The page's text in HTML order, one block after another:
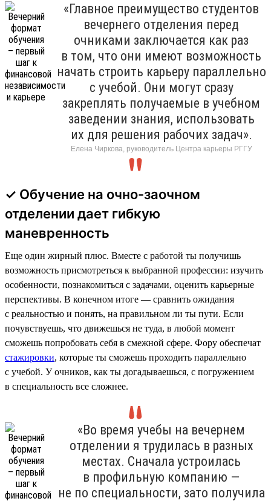
«Главное преимущество студентов
вечернего отделения перед
очниками заключается как раз
в том, что они имеют возможность
начать строить карьеру параллельно
с учебой. Они могут сразу
закреплять получаемые в учебном
заведении знания, использовать
их для решения рабочих задач».
Елена Чиркова, руководитель Центра карьеры РГГУ
✓ Обучение на очно-заочном
отделении дает гибкую
маневренность
Еще один жирный плюс. Вместе с работой ты получишь
возможность присмотреться к выбранной профессии: изучить
особенности, познакомиться с задачами, оценить карьерные
перспективы. В конечном итоге — сравнить ожидания
с реальностью и понять, на правильном ли ты пути. Если
почувствуешь, что движешься не туда, в любой момент
сможешь попробовать себя в смежной сфере. Фору обеспечат
стажировки, которые ты сможешь проходить параллельно
с учебой. У очников, как ты догадываешься, с погружением
в специальность все сложнее.
«Во время учебы на вечернем
отделении я трудилась в разных
местах. Сначала устроилась
в профильную компанию —
не по специальности, зато получила